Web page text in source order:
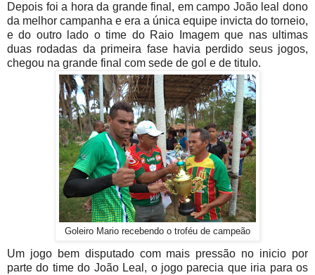
Depois foi a hora da grande final, em campo João leal dono
da melhor campanha e era a única equipe invicta do torneio,
e do outro lado o time do Raio Imagem que nas ultimas
duas rodadas da primeira fase havia perdido seus jogos,
chegou na grande final com sede de gol e de titulo.
Goleiro Mario recebendo o troféu de campeão
Um jogo bem disputado com mais pressão no inicio por
parte do time do João Leal, o jogo parecia que iria para os